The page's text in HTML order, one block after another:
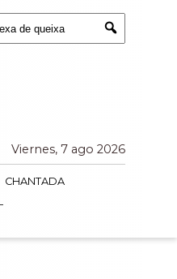
Submit
Viernes, 7 ago 2026
CHANTADA